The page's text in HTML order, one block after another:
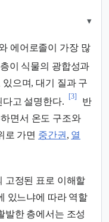
▾
에어로졸이 가장 많
이 식물의 광합성과
으며, 대기 질과 구
고 설명한다.
[3]
반
면서 온도 구조와
로 가면 중간권, 열
고정된 표로 이해할
있느냐에 따라 역할
발한 층에서는 조성